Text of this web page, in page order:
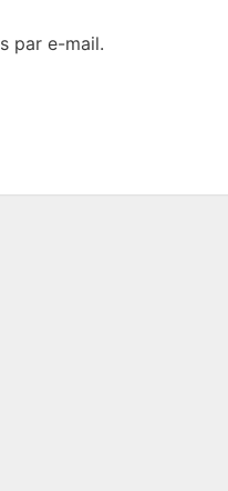
par e-mail.